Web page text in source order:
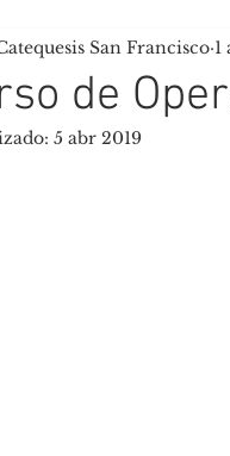
XXIII Escuela de
de
San Francisco 1
5 abr 2019